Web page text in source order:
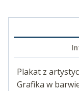
Plakat z
Grafika w